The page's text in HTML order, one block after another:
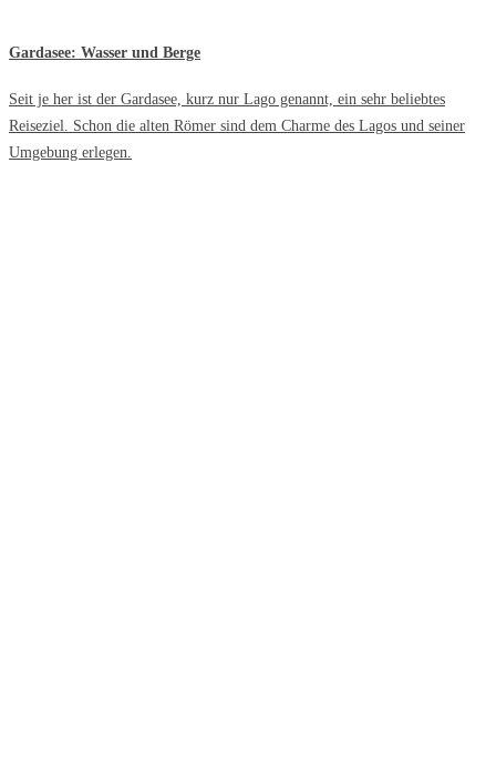
Gardasee: Wasser und Berge
Seit je her ist der Gardasee, kurz nur Lago genannt, ein sehr beliebtes
Reiseziel. Schon die alten Römer sind dem Charme des Lagos und seiner
Umgebung erlegen.